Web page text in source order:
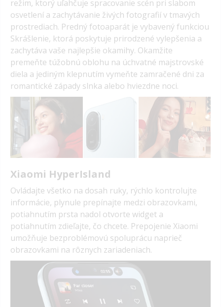
režim, ktorý uľahčuje spracovanie scén pri slabom
osvetlení a zachytávanie živých fotografií v tmavých
prostrediach. Predný fotoaparát je vybavený funkciou
Skrášlenie, ktorá poskytuje prirodzené vylepšenia a
zachytáva vaše najlepšie okamihy. Okamžite
premeňte túžobnú oblohu na úchvatné majstrovské
diela a jediným klepnutím vymeňte zamračené dni za
romantické západy slnka alebo hviezdne noci.
Xiaomi HyperIsland
Ovládajte všetko na dosah ruky, rýchlo kontrolujte
informácie, plynule prepínajte medzi obrazovkami,
potiahnutím prsta nadol otvorte widget a
potiahnutím zdieľajte, čo chcete. Prepojenie Xiaomi
umožňuje bezproblémovú spoluprácu naprieč
obrazovkami na rôznych zariadeniach.